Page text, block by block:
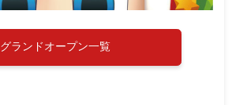
グランドオープン一覧